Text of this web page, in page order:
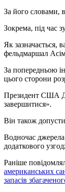
За його словами,
Зокрема, під час
Як зазначається,
фельдмаршал
За попередньою
цього сторони
Президент США
завершитися».
Він також
Водночас
додаткового
Раніше
американських
запасів